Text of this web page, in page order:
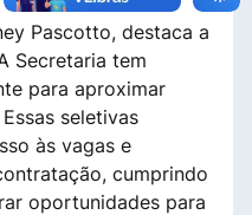
Pascotto, destaca a
Secretaria tem
para aproximar
seletivas
às vagas e
cumprindo
oportunidades para